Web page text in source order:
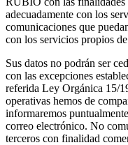
adecuadamente con los
comunicaciones que
con los servicios propios
Sus datos no podrán ser
con las excepciones
referida Ley Orgánica 15/
operativas hemos de
informaremos
correo electrónico. No
terceros con finalidad